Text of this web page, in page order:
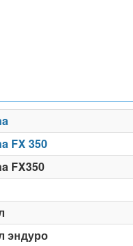
FX 350
FX350
эндуро